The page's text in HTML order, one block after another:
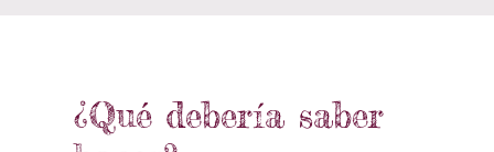
¿Qué debería saber